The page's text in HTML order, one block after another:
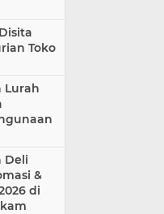
Toko
Lurah
Deli
&
di